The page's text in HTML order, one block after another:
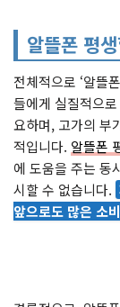
알뜰폰 평
전체적으로 ‘알뜰
들에게 실질적으
요하며, 고가의 부
적입니다. 알뜰폰
에 도움을 주는 동
시할 수 없습니다.
앞으로도 많은 소